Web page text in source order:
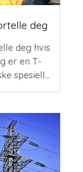
deg
deg hvis
er en T-
spesiell...